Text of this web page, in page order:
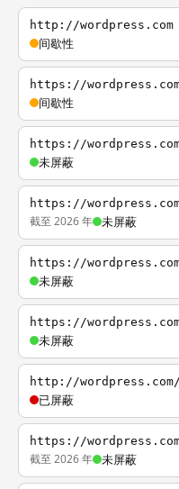
http://wordpress.com
间歇性
https://
间歇性
https://
未屏蔽
https://
截至 2026 年 未屏蔽
https://
未屏蔽
https://
未屏蔽
http://
已屏蔽
https://
截至 2026 年 未屏蔽